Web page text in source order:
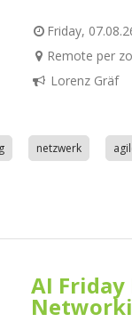
Friday,
Remote per
Lorenz Gräf
netzwerk
AI